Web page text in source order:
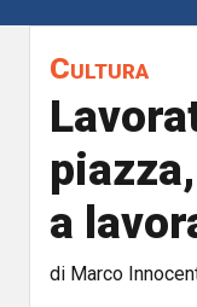
Cultura
a
di Marco